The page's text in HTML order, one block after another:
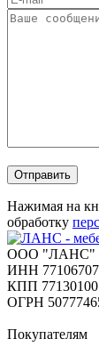
Отправить
Нажимая на
обработку
ООО "ЛАНС"
ИНН
КПП
ОГРН
Покупателям